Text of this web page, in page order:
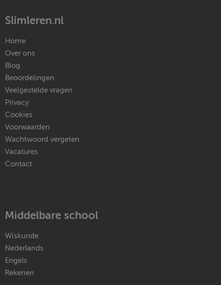
Slimleren.nl
Home
Over ons
Blog
Beoordelingen
Veelgestelde vragen
Privacy
Cookies
Voorwaarden
Wachtwoord vergeten
Vacatures
Contact
Middelbare school
Wiskunde
Nederlands
Engels
Rekenen